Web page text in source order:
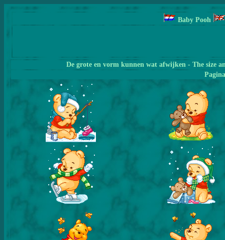
Baby Pooh
De grote en vorm kunnen wat afwijken - The size